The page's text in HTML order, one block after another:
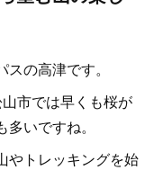
の高津です。
市では早くも桜が
いですね。
やトレッキングを始